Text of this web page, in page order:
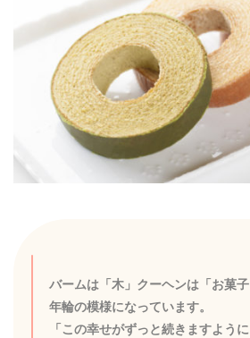
バームは「木」クーヘンは「お菓
年輪の模様になっています。
「この幸せがずっと続きますように